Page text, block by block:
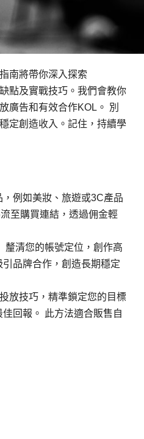
南將帶你深入探索
點及實戰技巧。我們會教你
廣告和有效合作KOL。 別
定創造收入。記住，持續學
例如美妝、旅遊或3C產品
至購買連結，透過佣金輕
釐清您的帳號定位，創作高
品牌合作，創造長期穩定
放技巧，精準鎖定您的目標
回報。 此方法適合販售自